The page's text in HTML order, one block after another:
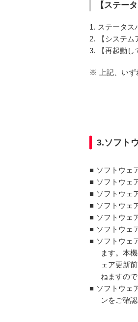
【ステー
1. ステータス
2.
【システ
3.
【再起動
※ 上記、い
3.ソフト
■ ソフトウェ
■ ソフトウェ
■ ソフトウェ
■ ソフトウェ
■ ソフトウェ
■ ソフトウェ
■ ソフトウェ
ます。本
ェア更新
ねますの
■ ソフトウェ
ンをご確